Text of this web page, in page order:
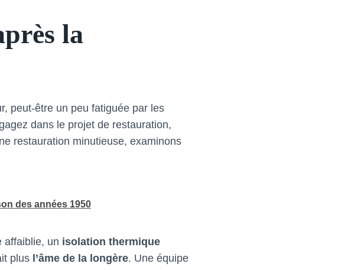
la
peut-être un peu fatiguée par les
dans le projet de restauration,
restauration minutieuse, examinons
des années 1950
affaiblie, un isolation thermique
plus l’âme de la longère. Une équipe